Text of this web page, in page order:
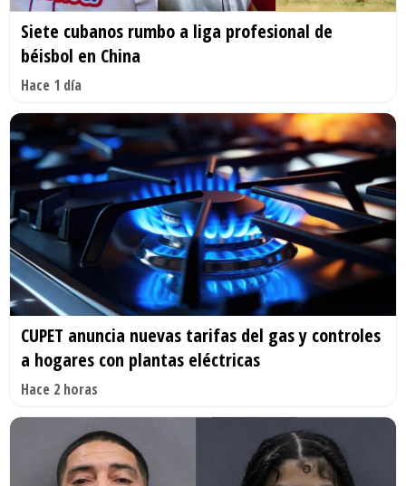
Siete cubanos rumbo a liga profesional de
béisbol en China
Hace 1 día
CUPET anuncia nuevas tarifas del gas y controles
a hogares con plantas eléctricas
Hace 2 horas